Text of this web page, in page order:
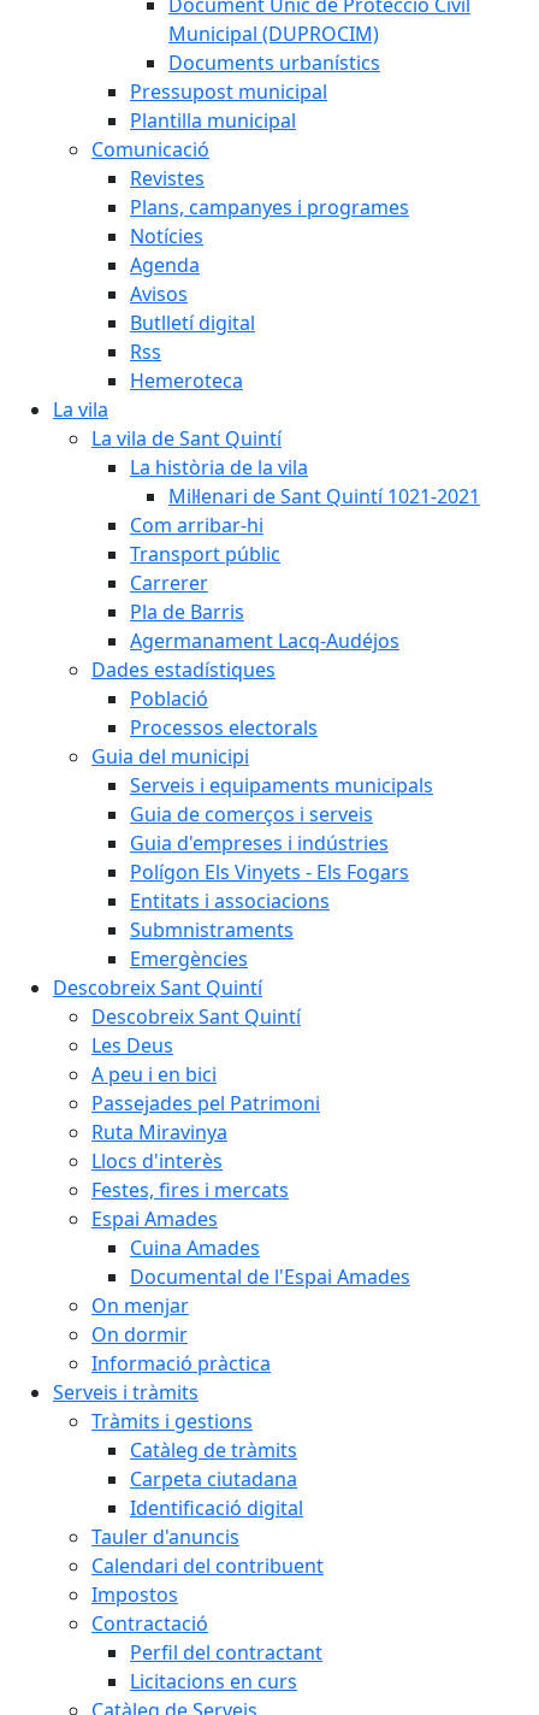
Municipal (DUPROCIM)
Documents urbanístics
Pressupost municipal
Plantilla municipal
Comunicació
Revistes
Plans, campanyes i programes
Notícies
Agenda
Avisos
Butlletí digital
Rss
Hemeroteca
La vila
La vila de Sant Quintí
La història de la vila
Mil·lenari de Sant Quintí 1021-2021
Com arribar-hi
Transport públic
Carrerer
Pla de Barris
Agermanament Lacq-Audéjos
Dades estadístiques
Població
Processos electorals
Guia del municipi
Serveis i equipaments municipals
Guia de comerços i serveis
Guia d'empreses i indústries
Polígon Els Vinyets - Els Fogars
Entitats i associacions
Submnistraments
Emergències
Descobreix Sant Quintí
Descobreix Sant Quintí
Les Deus
A peu i en bici
Passejades pel Patrimoni
Ruta Miravinya
Llocs d'interès
Festes, fires i mercats
Espai Amades
Cuina Amades
Documental de l'Espai Amades
On menjar
On dormir
Informació pràctica
Serveis i tràmits
Tràmits i gestions
Catàleg de tràmits
Carpeta ciutadana
Identificació digital
Tauler d'anuncis
Calendari del contribuent
Impostos
Contractació
Perfil del contractant
Licitacions en curs